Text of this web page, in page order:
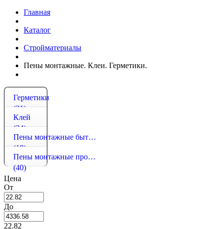
Главная
Каталог
Стройматериалы
Пены монтажные. Клеи. Герметики.
Герметики
(31)
Клей
(34)
Пены монтажные бытовые
(18)
Пены монтажные профессиональные
(40)
Цена
От
До
22.82